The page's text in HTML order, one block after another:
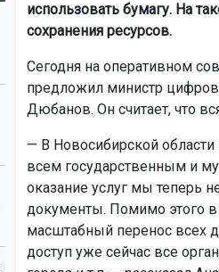
использовать бумагу. На
сохранения ресурсов.
Сегодня на оперативном
предложил министр
Дюбанов. Он считает, что
— В Новосибирской области
всем государственным и
оказание услуг мы теперь
документы. Помимо этого
масштабный перенос всех
доступ уже сейчас все